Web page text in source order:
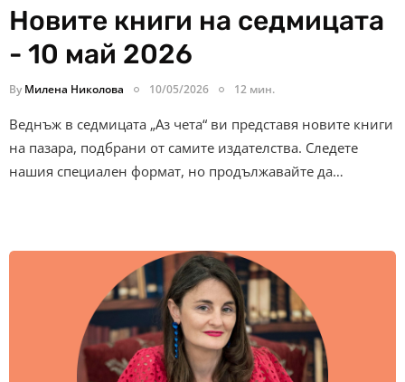
Новите книги на седмицата
- 10 май 2026
By Милена Николова 10/05/2026 12 мин.
Веднъж в седмицата „Аз чета“ ви представя новите книги
на пазара, подбрани от самите издателства. Следете
нашия специален формат, но продължавайте да…